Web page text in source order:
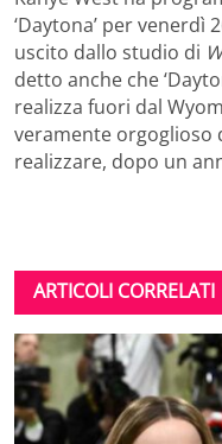
‘Daytona’ per venerdì
uscito dallo studio di
detto anche che
realizza fuori dal
veramente orgoglioso
realizzare, dopo un
ARTICOLI CORRELATI